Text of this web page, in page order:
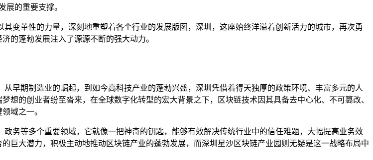
展的重要支撑。
变革性的力量，深刻地重塑着各个行业的发展版图，深圳，这座始终洋溢着创新活力的城市，再次勇
的蓬勃发展注入了源源不断的强大动力。
早期制造业的崛起，到如今高科技产业的蓬勃兴盛，深圳凭借着得天独厚的政策环境、丰富多元的人
的创业者纷至沓来，在全球数字化转型的宏大背景之下，区块链技术因其具备去中心化、不可篡改、
域之一。
务等多个重要领域，它就像一把神奇的钥匙，能够有效解决传统行业中的信任难题，大幅提高业务效
巨大潜力，积极主动地推动区块链产业的蓬勃发展，而深圳星沙区块链产业园则无疑是这一战略布局中